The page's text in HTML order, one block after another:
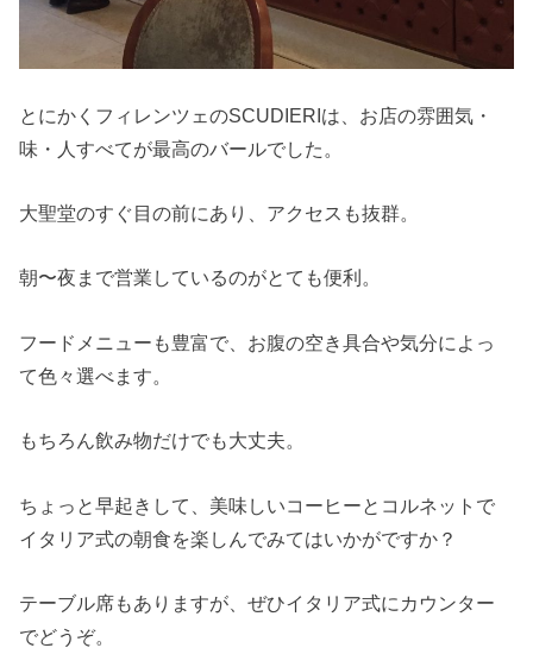
とにかくフィレンツェのSCUDIERIは、お店の雰囲気・
味・人すべてが最高のバールでした。
大聖堂のすぐ目の前にあり、アクセスも抜群。
朝〜夜まで営業しているのがとても便利。
フードメニューも豊富で、お腹の空き具合や気分によっ
て色々選べます。
もちろん飲み物だけでも大丈夫。
ちょっと早起きして、美味しいコーヒーとコルネットで
イタリア式の朝食を楽しんでみてはいかがですか？
テーブル席もありますが、ぜひイタリア式にカウンター
でどうぞ。